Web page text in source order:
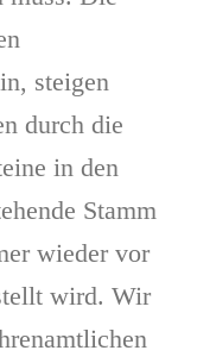
steigen
durch die
in den
Stamm
wieder vor
wird. Wir